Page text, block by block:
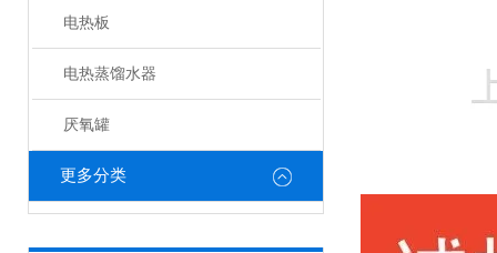
电热板
电热蒸馏水器
厌氧罐
更多分类